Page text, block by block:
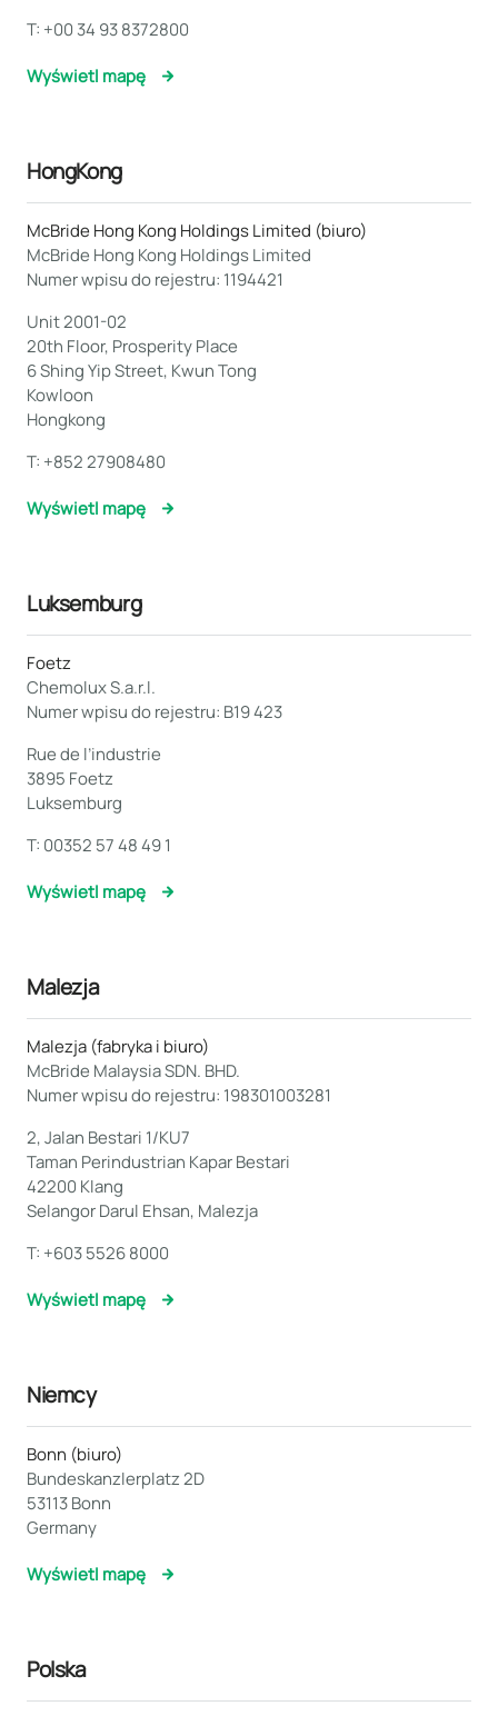
T: +00 34 93 8372800
Wyświetl mapę
HongKong
McBride Hong Kong Holdings Limited (biuro)
McBride Hong Kong Holdings Limited
Numer wpisu do rejestru: 1194421
Unit 2001-02
20th Floor, Prosperity Place
6 Shing Yip Street, Kwun Tong
Kowloon
Hongkong
T: +852 27908480
Wyświetl mapę
Luksemburg
Foetz
Chemolux S.a.r.l.
Numer wpisu do rejestru: B19 423
Rue de l’industrie
3895 Foetz
Luksemburg
T: 00352 57 48 49 1
Wyświetl mapę
Malezja
Malezja (fabryka i biuro)
McBride Malaysia SDN. BHD.
Numer wpisu do rejestru: 198301003281
2, Jalan Bestari 1/KU7
Taman Perindustrian Kapar Bestari
42200 Klang
Selangor Darul Ehsan, Malezja
T: +603 5526 8000
Wyświetl mapę
Niemcy
Bonn (biuro)
Bundeskanzlerplatz 2D
53113 Bonn
Germany
Wyświetl mapę
Polska